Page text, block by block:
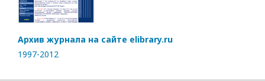
Архив журнала на сайте elibrary.ru
1997-2012